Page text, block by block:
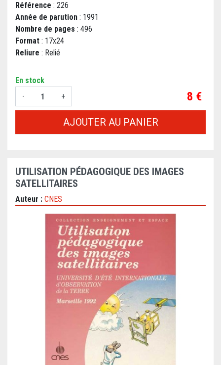
Référence : 226
Année de parution : 1991
Nombre de pages : 496
Format : 17x24
Reliure : Relié
En stock
-
+ Prix
8 €
AJOUTER AU PANIER
UTILISATION PÉDAGOGIQUE DES IMAGES
SATELLITAIRES
Auteur : CNES